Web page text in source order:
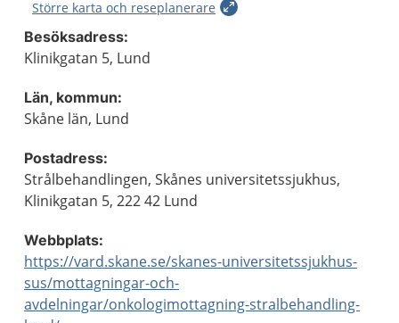
Större karta och reseplanerare
Besöksadress:
Klinikgatan 5, Lund
Län, kommun:
Skåne län, Lund
Postadress:
Strålbehandlingen, Skånes universitetssjukhus,
Klinikgatan 5, 222 42 Lund
Webbplats:
https://vard.skane.se/skanes-universitetssjukhus-
sus/mottagningar-och-
avdelningar/onkologimottagning-stralbehandling-